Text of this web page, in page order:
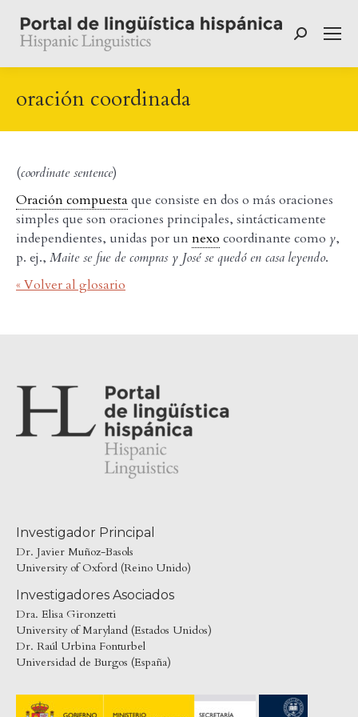
Buscar:
oración coordinada
(coordinate sentence)
Oración compuesta que consiste en dos o más oraciones
simples que son oraciones principales, sintácticamente
independientes, unidas por unnexo coordinante como y,
p. ej., Maite se fue de compras y José se quedó en casa leyendo.
« Volver al glosario
Investigador Principal
Dr. Javier Muñoz-Basols
University of Oxford (Reino Unido)
Investigadores Asociados
Dra. Elisa Gironzetti
University of Maryland (Estados Unidos)
Dr. Raúl Urbina Fonturbel
Universidad de Burgos (España)